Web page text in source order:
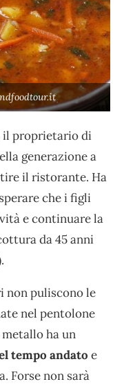
proprietario di
generazione a
il ristorante. Ha
che i figli
e continuare la
da 45 anni
non puliscono le
nel pentolone
ha un
tempo andato e
Forse non sarà